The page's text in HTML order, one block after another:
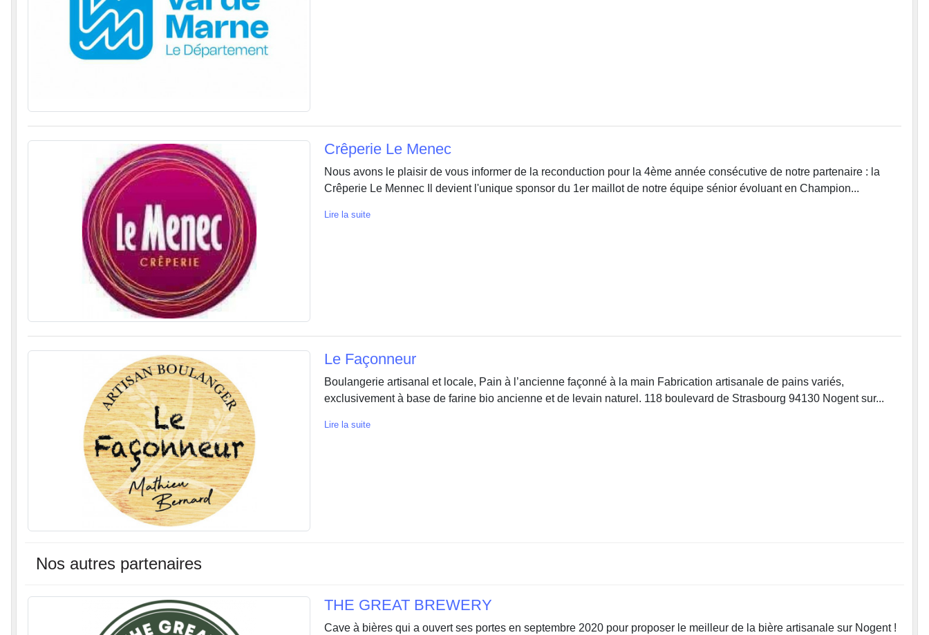
Crêperie Le Menec
Nous avons le plaisir de vous informer de la reconduction pour la 4ème année consécutive de notre partenaire : la
Crêperie Le Mennec Il devient l'unique sponsor du 1er maillot de notre équipe sénior évoluant en Champion...
Lire la suite
Le Façonneur
Boulangerie artisanal et locale, Pain à l’ancienne façonné à la main Fabrication artisanale de pains variés,
exclusivement à base de farine bio ancienne et de levain naturel. 118 boulevard de Strasbourg 94130 Nogent sur...
Lire la suite
Nos autres partenaires
THE GREAT BREWERY
Cave à bières qui a ouvert ses portes en septembre 2020 pour proposer le meilleur de la bière artisanale sur Nogent !